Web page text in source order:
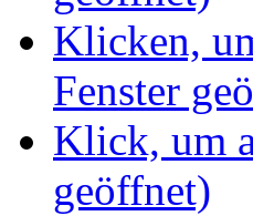
Klicken,
Fenster
Klick, um
geöffnet)